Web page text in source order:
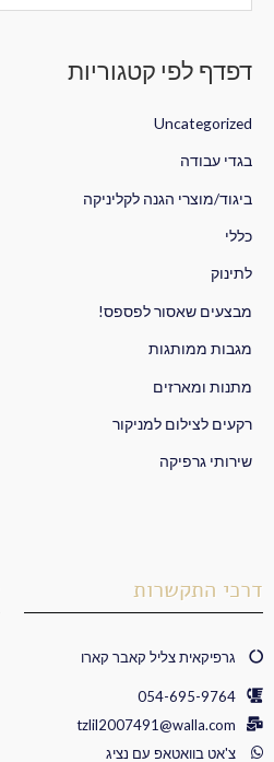
י
ו
ע
ב
:
דפדף לפי קטגוריות
Uncategorized
בגדי עבודה
ביגוד/מוצרי הגנה לקליניקה
כללי
לתינוק
מבצעים שאסור לפספס!
מגבות ממותגות
מתנות ומארזים
רקעים לצילום למניקור
שירותי גרפיקה
דרכי התקשרות
גרפיקאית צליל קאבר קארו
054-695-9764
tzlil2007491@walla.com
צ'אט בוואטאפ עם נציג